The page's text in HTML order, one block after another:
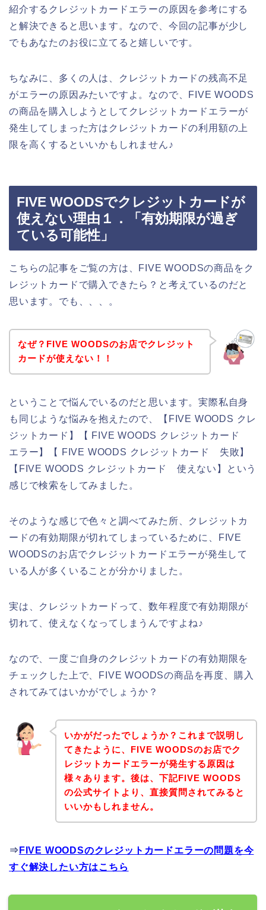
紹介するクレジットカードエラーの原因を参考にする
と解決できると思います。なので、今回の記事が少し
でもあなたのお役に立てると嬉しいです。
ちなみに、多くの人は、クレジットカードの残高不足
がエラーの原因みたいですよ。なので、FIVE WOODS
の商品を購入しようとしてクレジットカードエラーが
発生してしまった方はクレジットカードの利用額の上
限を高くするといいかもしれません♪
FIVE WOODSでクレジットカードが
使えない理由１．「有効期限が過ぎ
ている可能性」
こちらの記事をご覧の方は、FIVE WOODSの商品をク
レジットカードで購入できたら？と考えているのだと
思います。でも、、、。
なぜ？FIVE WOODSのお店でクレジット
カードが使えない！！
ということで悩んでいるのだと思います。実際私自身
も同じような悩みを抱えたので、【FIVE WOODS クレ
ジットカード】【 FIVE WOODS クレジットカード
エラー】【 FIVE WOODS クレジットカード 失敗】
【FIVE WOODS クレジットカード 使えない】という
感じで検索をしてみました。
そのような感じで色々と調べてみた所、クレジットカ
ードの有効期限が切れてしまっているために、FIVE
WOODSのお店でクレジットカードエラーが発生して
いる人が多くいることが分かりました。
実は、クレジットカードって、数年程度で有効期限が
切れて、使えなくなってしまうんですよね♪
なので、一度ご自身のクレジットカードの有効期限を
チェックした上で、FIVE WOODSの商品を再度、購入
されてみてはいかがでしょうか？
いかがだったでしょうか？これまで説明し
てきたように、FIVE WOODSのお店でク
レジットカードエラーが発生する原因は
様々あります。後は、下記FIVE WOODS
の公式サイトより、直接質問されてみると
いいかもしれません。
⇒ FIVE WOODSのクレジットカードエラーの問題を今
すぐ解決したい方はこちら